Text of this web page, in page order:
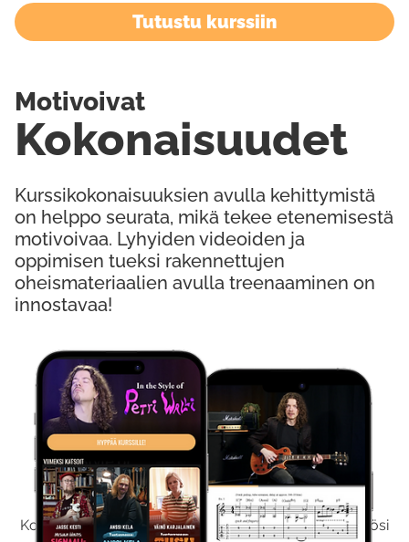
Kokeile Ilmaiseksi
Kokeilemalla ilmaiseksi saat koko sisältömme käyttöösi
Tutustu kurssiin
Kurssikokonaisuuksien avulla kehittymistä
on helppo seurata, mikä tekee etenemisestä
motivoivaa. Lyhyiden videoiden ja
oppimisen tueksi rakennettujen
oheismateriaalien avulla treenaaminen on
innostavaa!
Kokonaisuudet
Motivoivat